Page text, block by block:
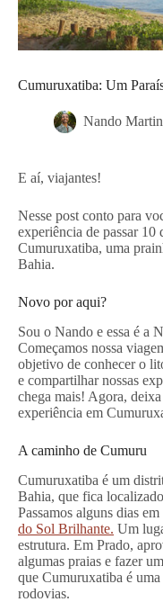
Cumuruxatiba: Um
Nando
E aí, viajantes!
Nesse post conto para
experiência de passar 10
Cumuruxatiba, uma
Bahia.
Novo por aqui?
Sou o Nando e essa é a
Começamos nossa
objetivo de conhecer o
e compartilhar nossas
chega mais! Agora,
experiência em
A caminho de Cumuru
Cumuruxatiba é um
Bahia, que fica
Passamos alguns dias
do Sol Brilhante. Um
estrutura. Em Prado,
algumas praias e fazer
que Cumuruxatiba é uma
rodovias.